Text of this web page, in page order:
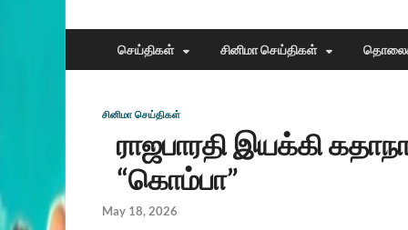
செய்திகள் சினிமா செய்திகள்
சினிமா செய்திகள்
ராஜபாரதி இயக்கி
“கொம்பா”
May 18, 2026